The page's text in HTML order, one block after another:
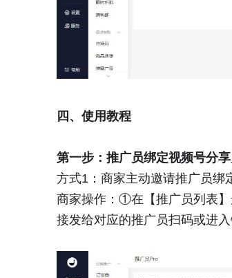
四、使用教程
第一步：推广员绑定视频号分
方式1：商家主动邀请推广员绑
商家操作：①在【推广员列表
接发给对应的推广员扫码或进